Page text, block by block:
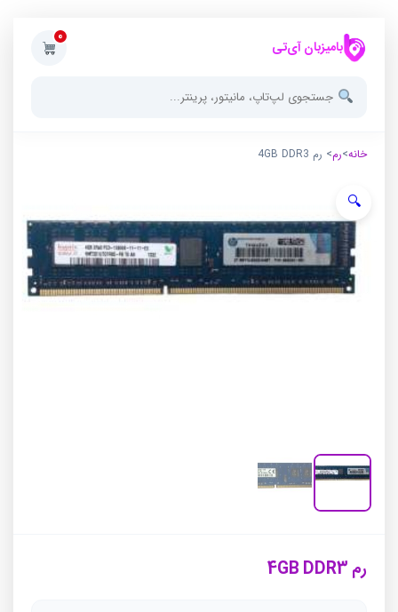
بامیزبان آی‌تی
0
خانه>رم> رم 4GB DDR3
رم 4GB DDR3